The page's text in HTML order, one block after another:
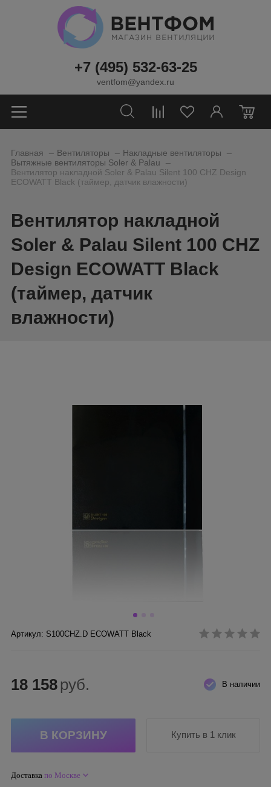
+7 (495) 532-63-25
ventfom@yandex.ru
0
Главная Вентиляторы Накладные вентиляторы
Вытяжные вентиляторы Soler & Palau _
Вентилятор накладной Soler & Palau Silent 100 CHZ Design
ECOWATT Black (таймер, датчик влажности)
Вентилятор накладной
Soler & Palau Silent 100 CHZ
Design ECOWATT Black
(таймер, датчик
влажности)
Артикул: S100CHZ.D ECOWATT Black
В наличии
18 158 руб.
Купить в 1 клик
Доставка по Москве